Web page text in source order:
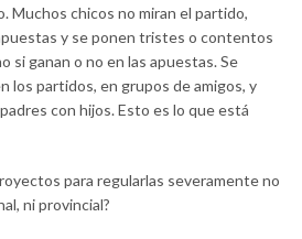
Muchos chicos no miran el partido,
y se ponen tristes o contentos
si ganan o no en las apuestas. Se
los partidos, en grupos de amigos, y
con hijos. Esto es lo que está
para regularlas severamente no
ni provincial?